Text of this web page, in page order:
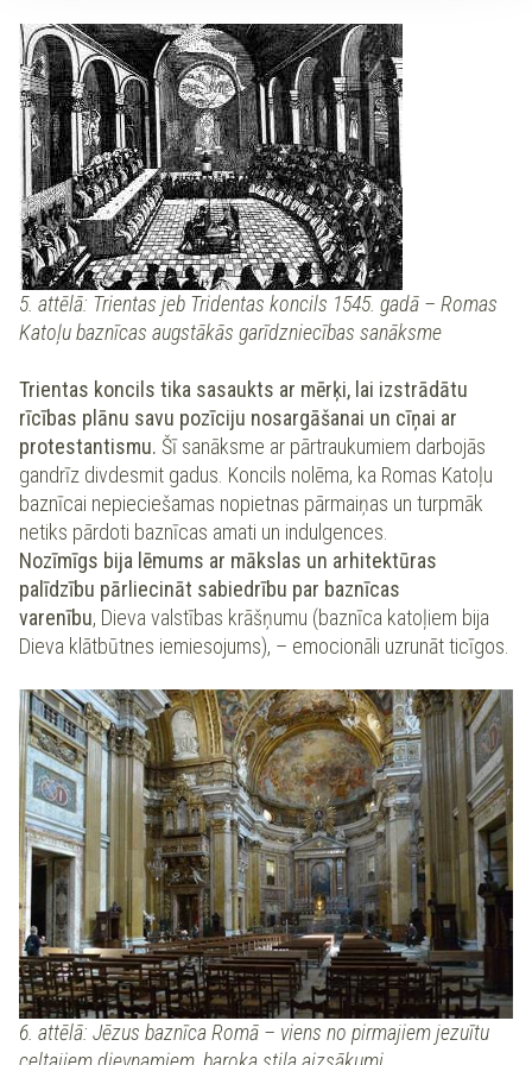
5. attēlā: Trientas jeb Tridentas koncils 1545. gadā – Romas
Katoļu baznīcas augstākās garīdzniecības sanāksme
Trientas koncils tika sasaukts ar mērķi, lai izstrādātu
rīcības plānu savu pozīciju nosargāšanai un cīņai ar
protestantismu. Šī sanāksme ar pārtraukumiem darbojās
gandrīz divdesmit gadus. Koncils nolēma, ka Romas Katoļu
baznīcai nepieciešamas nopietnas pārmaiņas un turpmāk
netiks pārdoti baznīcas amati un indulgences.
Nozīmīgs bija lēmums ar mākslas un arhitektūras
palīdzību pārliecināt sabiedrību par baznīcas
varenību, Dieva valstības krāšņumu (baznīca katoļiem bija
Dieva klātbūtnes iemiesojums), – emocionāli uzrunāt ticīgos.
6. attēlā: Jēzus baznīca Romā – viens no pirmajiem jezuītu